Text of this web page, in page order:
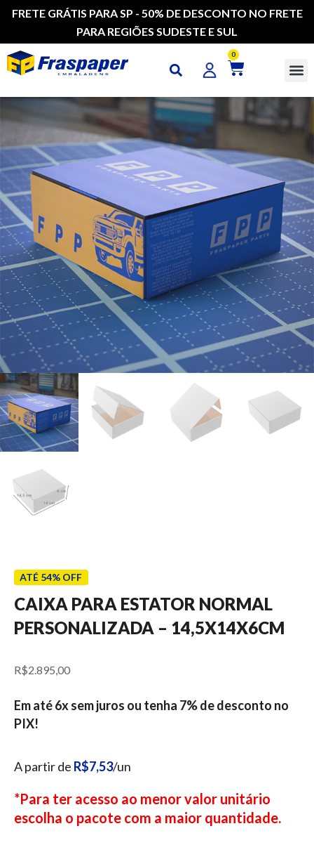
FRETE GRÁTIS PARA SP - 50% DE DESCONTO NO FRETE
PARA REGIÕES SUDESTE E SUL
0
ATÉ 54% OFF
CAIXA PARA ESTATOR NORMAL
PERSONALIZADA – 14,5X14X6CM
R$2.895,00
Em até 6x sem juros ou tenha 7% de desconto no
PIX!
A partir de R$7,53/un
*Para ter acesso ao menor valor unitário
escolha o pacote com a maior quantidade.